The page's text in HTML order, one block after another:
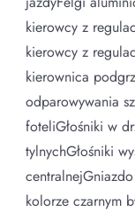
kierowcy z
kierowcy z
kierownica
odparowywania
foteliGłośniki w
tylnychGłośniki
kolorze czarnym